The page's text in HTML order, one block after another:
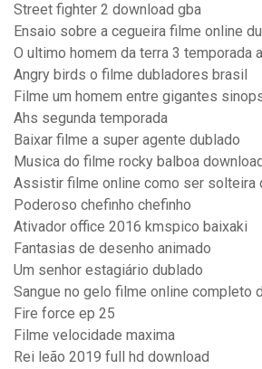
Street fighter 2 download gba
Ensaio sobre a cegueira filme online
O ultimo homem da terra 3 temporada
Angry birds o filme dubladores brasil
Filme um homem entre gigantes
Ahs segunda temporada
Baixar filme a super agente dublado
Musica do filme rocky balboa download
Assistir filme online como ser solteira
Poderoso chefinho chefinho
Ativador office 2016 kmspico baixaki
Fantasias de desenho animado
Um senhor estagiário dublado
Sangue no gelo filme online completo
Fire force ep 25
Filme velocidade maxima
Rei leão 2019 full hd download